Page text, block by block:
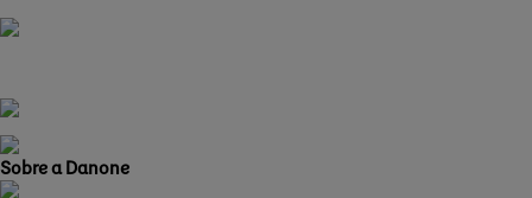
Sobre a Danone